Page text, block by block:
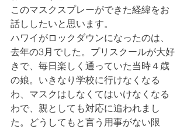
このマスクスプレーができた経緯をお
話ししたいと思います。
ハワイがロックダウンになったのは、
去年の3月でした。プリスクールが大好
きで、毎日楽しく通っていた当時４歳
の娘。いきなり学校に行けなくなる
わ、マスクはしなくてはいけなくなる
わで、親としても対応に追われまし
た。どうしてもと言う用事がない限